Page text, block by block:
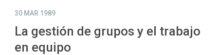
30 MAR 1989
La gestión de grupos y el trabajo
en equipo